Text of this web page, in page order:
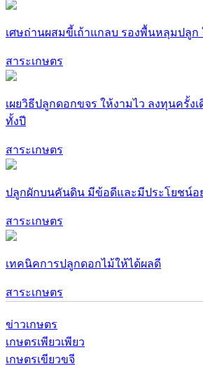
เศษถ่านผสมขี้เถ้าแกลบ รองพื้นหลุมปลูก
สาระเกษตร
เผยวิธีปลูกดอกขจร ให้งามไว ลงทุนครั้ง
ทั้งปี
สาระเกษตร
ปลูกผักบนคันดิน มีข้อดีและมีประโยชน์อ
สาระเกษตร
เทคนิคการปลูกดอกไม้ให้ได้ผลดี
สาระเกษตร
ข่าวเกษตร
เกษตรเพียวเพียว
เกษตรเขียวขจี